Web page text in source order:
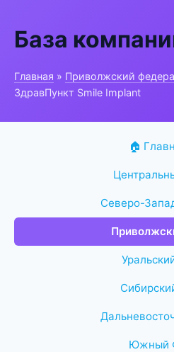
База
Главная » Приволжский
ЗдравПункт Smile Implant
🏠
Северо-
Южный